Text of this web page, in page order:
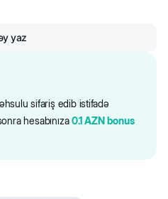
qazılbalıq yağı, ksilo-
qoruyucular-antioksidantlar.
məlumat yalnız istinad
sifariş edib istifadə
hesabınıza0.1 AZN bonus
yaz